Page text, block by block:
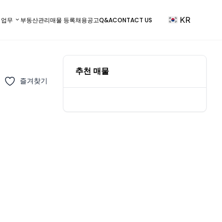
무 부동산관리매물 등록채용공고Q&ACONTACT US KR
즐겨찾기
추천 매물